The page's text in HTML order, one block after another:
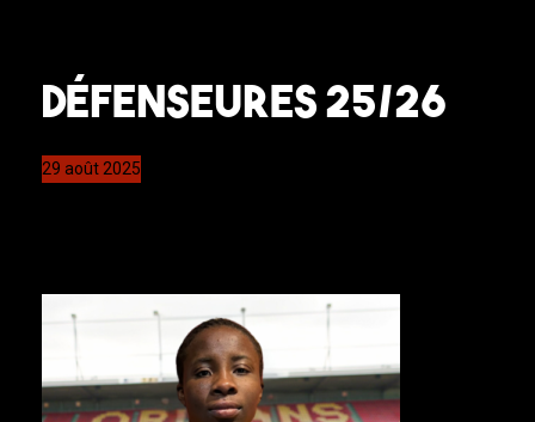
Défenseures 25/26
29 août 2025